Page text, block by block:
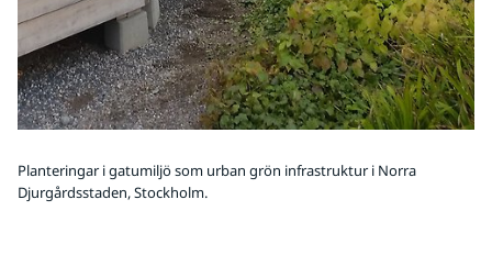
Planteringar i gatumiljö som urban grön infrastruktur i Norra
Djurgårdsstaden, Stockholm.